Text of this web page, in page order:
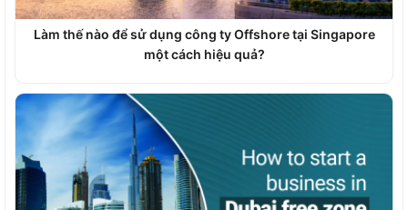
Làm thế nào để sử dụng công ty Offshore tại Singapore
một cách hiệu quả?